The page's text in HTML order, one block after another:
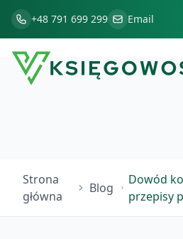
+48 791 699 299 Email
Strona
główna
Blog
Dowód
przepisy